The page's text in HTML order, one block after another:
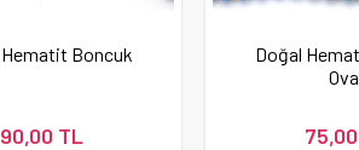
Boncuk
90,00 TL
Doğal